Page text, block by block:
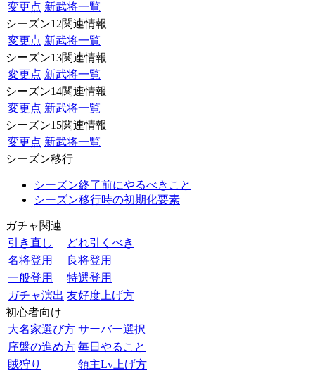
変更点 新武将一覧
シーズン12関連情報
変更点 新武将一覧
シーズン13関連情報
変更点 新武将一覧
シーズン14関連情報
変更点 新武将一覧
シーズン15関連情報
変更点 新武将一覧
シーズン移行
シーズン終了前にやるべきこと
シーズン移行時の初期化要素
ガチャ関連
引き直し
どれ引くべき
名将登用
良将登用
一般登用
特選登用
ガチャ演出 友好度上げ方
初心者向け
大名家選び方 サーバー選択
序盤の進め方 毎日やること
賊狩り
領主Lv上げ方